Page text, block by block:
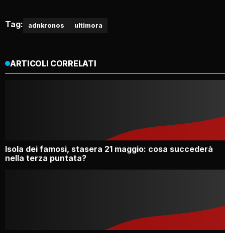
Tag: adnkronos ultimora
ARTICOLI CORRELATI
Isola dei famosi, stasera 21 maggio: cosa succederà
nella terza puntata?